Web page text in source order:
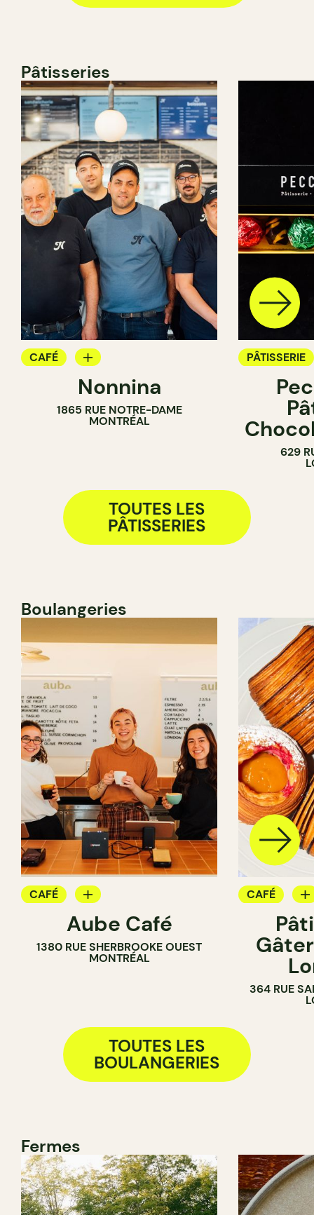
Pâtisseries
CAFÉ
PÂTISSERIE
BOULANGERIE
Nonnina
1865 RUE NOTRE-DAME
MONTRÉAL
PÂTISSERIE
COMPTOIR
629
TOUTES LES
PÂTISSERIES
Boulangeries
CAFÉ
PÂTISSERIE
BOULANGERIE
Aube Café
1380 RUE SHERBROOKE OUEST
MONTRÉAL
CAFÉ
PÂTISSERIE
COMPTOIR
364 RUE
TOUTES LES
BOULANGERIES
Fermes